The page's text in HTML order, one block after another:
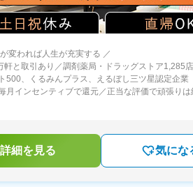
変われば人生が充実する ／
と取引あり／調剤薬局・ドラッグストア1,285
500、くるみんプラス、えるぼし三ツ星認定企業
月インセンティブで還元／正当な評価で頑張りは
細を見る 気にな